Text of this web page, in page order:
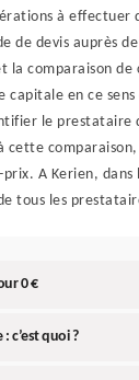
à effectuer
de devis auprès
la comparaison de
capitale en ce
le prestataire
cette
A Kerien, dans
tous les
0 €
c’est quoi ?